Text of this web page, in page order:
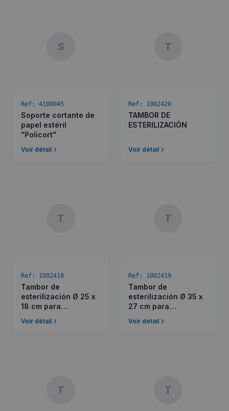
S
Ref: 4100045
Soporte cortante de
papel estéril
"Policort"
Voir détail
T
Ref: 1002420
TAMBOR DE
ESTERILIZACIÓN
Voir détail
T
Ref: 1002418
Tambor de
esterilización Ø 25 x
18 cm para
Voir détail
T
Ref: 1002419
Tambor de
esterilización Ø 35 x
27 cm para
Voir détail
T T